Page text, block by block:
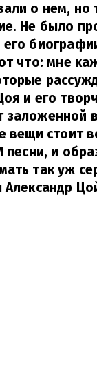
о нем, но
Не было
что: мне
и его
заложенной
вещи стоит
песни, и
так уж
Александр